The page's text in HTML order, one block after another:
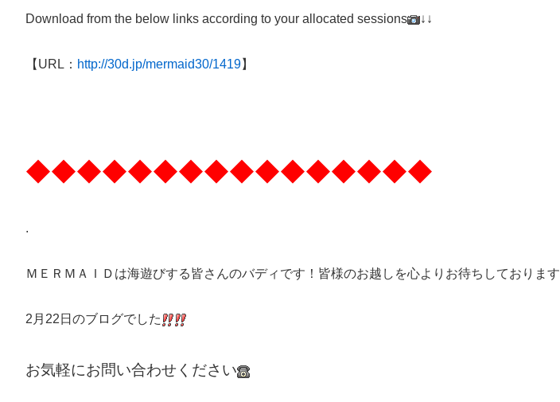
Download from the below links according to your allocated sessions ↓↓
【URL： http://30d.jp/mermaid30/1419】
◆◆◆◆◆◆◆◆◆◆◆◆◆◆◆◆
.
ＭＥＲＭＡＩＤは海遊びする皆さんのバディです！皆様のお越しを心よりお待ちしております
2月22日のブログでした
お気軽にお問い合わせください